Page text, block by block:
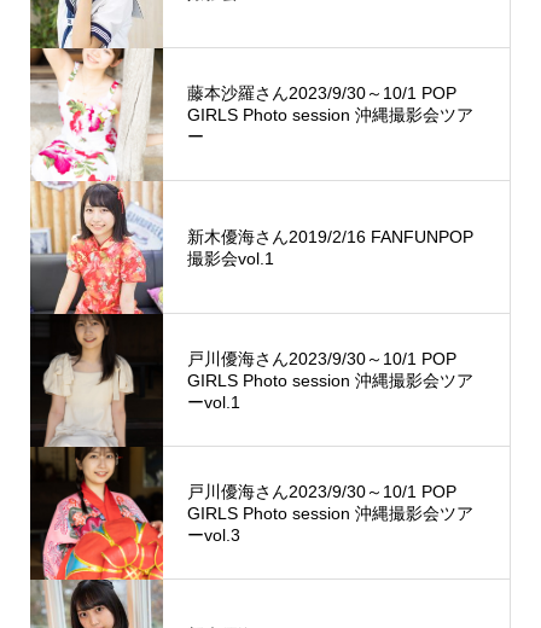
藤本沙羅さん2023/9/30～10/1 POP
GIRLS Photo session 沖縄撮影会ツア
ー
新木優海さん2019/2/16 FANFUNPOP
撮影会vol.1
戸川優海さん2023/9/30～10/1 POP
GIRLS Photo session 沖縄撮影会ツア
ーvol.1
戸川優海さん2023/9/30～10/1 POP
GIRLS Photo session 沖縄撮影会ツア
ーvol.3